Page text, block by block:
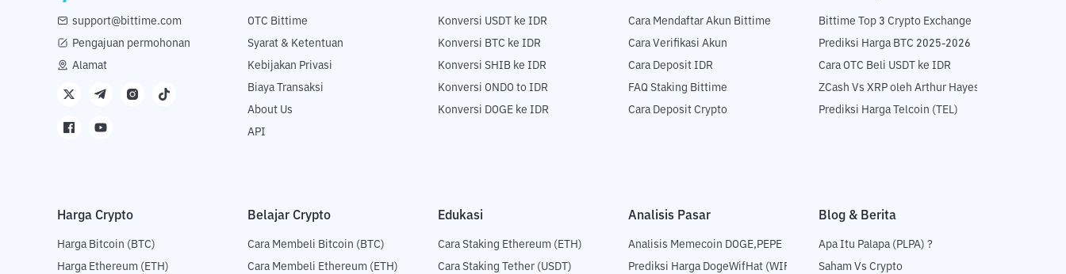
support@bittime.com
Pengajuan permohonan
Alamat
OTC Bittime
Syarat & Ketentuan
Kebijakan Privasi
Biaya Transaksi
About Us
API
Konversi USDT ke IDR
Konversi BTC ke IDR
Konversi SHIB ke IDR
Konversi ONDO to IDR
Konversi DOGE ke IDR
Cara Mendaftar Akun Bittime
Cara Verifikasi Akun
Cara Deposit IDR
FAQ Staking Bittime
Cara Deposit Crypto
Bittime Top 3 Crypto Exchange
Prediksi Harga BTC 2025-2026
Cara OTC Beli USDT ke IDR
ZCash Vs XRP oleh Arthur Hayes
Prediksi Harga Telcoin (TEL)
Harga Crypto
Harga Bitcoin (BTC)
Harga Ethereum (ETH)
Belajar Crypto
Cara Membeli Bitcoin (BTC)
Cara Membeli Ethereum (ETH)
Edukasi
Cara Staking Ethereum (ETH)
Cara Staking Tether (USDT)
Analisis Pasar
Analisis Memecoin DOGE,PEPE
Prediksi Harga DogeWifHat (WIF)
Blog & Berita
Apa Itu Palapa (PLPA) ?
Saham Vs Crypto